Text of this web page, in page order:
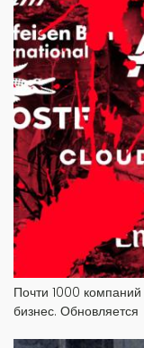
Почти 1000
бизнес. Обновляется